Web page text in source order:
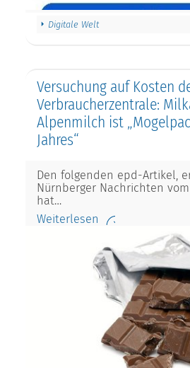
Digitale Welt
Versuchung auf Kosten
Verbraucherzentrale:
Alpenmilch ist
Jahres“
Den folgenden epd-Artikel,
Nürnberger Nachrichten vom
hat…
Weiterlesen